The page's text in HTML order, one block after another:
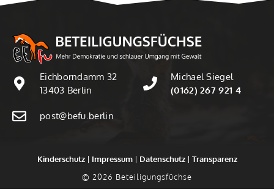
Eichborndamm 32
13403 Berlin
Michael Siegel
(0162) 267 921 4
post@befu.berlin
Kinderschutz| Impressum| Datenschutz| Transparenz
© 2026 Beteiligungsfüchse